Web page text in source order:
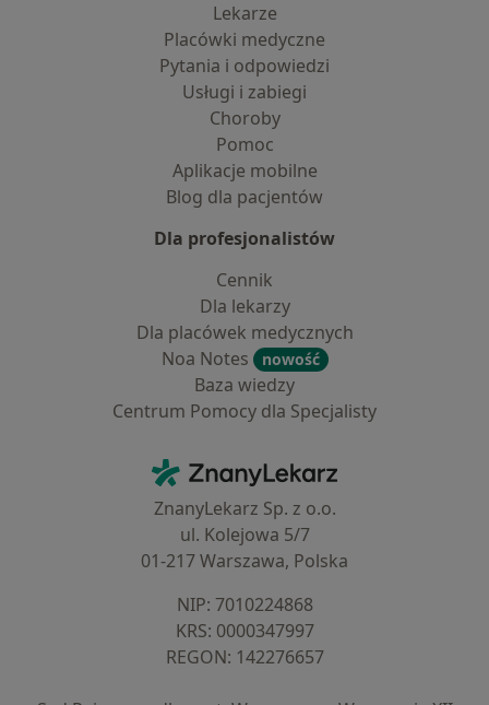
Lekarze
Placówki medyczne
Pytania i odpowiedzi
Usługi i zabiegi
Choroby
Pomoc
Aplikacje mobilne
Blog dla pacjentów
Dla profesjonalistów
Cennik
Dla lekarzy
Dla placówek medycznych
Noa Notes
nowość
Baza wiedzy
Centrum Pomocy dla Specjalisty
ZnanyLekarz - Strona główna
ZnanyLekarz Sp. z o.o.
ul. Kolejowa 5/7
01-217 Warszawa, Polska
NIP: ⁠7010224868
KRS: ⁠0000347997
REGON: ⁠142276657